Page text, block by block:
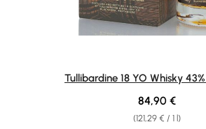
Tullibardine 18 YO Whisky
(121,29 € / 1 l)
Regular price:
84,90 €